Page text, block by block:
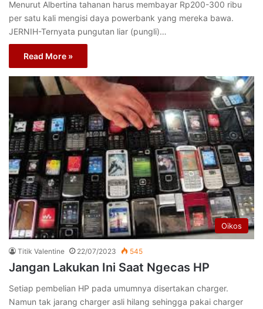
Menurut Albertina tahanan harus membayar Rp200-300 ribu
per satu kali mengisi daya powerbank yang mereka bawa.
JERNIH-Ternyata pungutan liar (pungli)…
Read More »
Oikos
Titik Valentine 22/07/2023 545
Jangan Lakukan Ini Saat Ngecas HP
Setiap pembelian HP pada umumnya disertakan charger.
Namun tak jarang charger asli hilang sehingga pakai charger